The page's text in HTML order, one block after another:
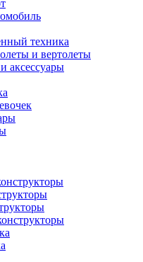
техника
и вертолеты
аксессуары